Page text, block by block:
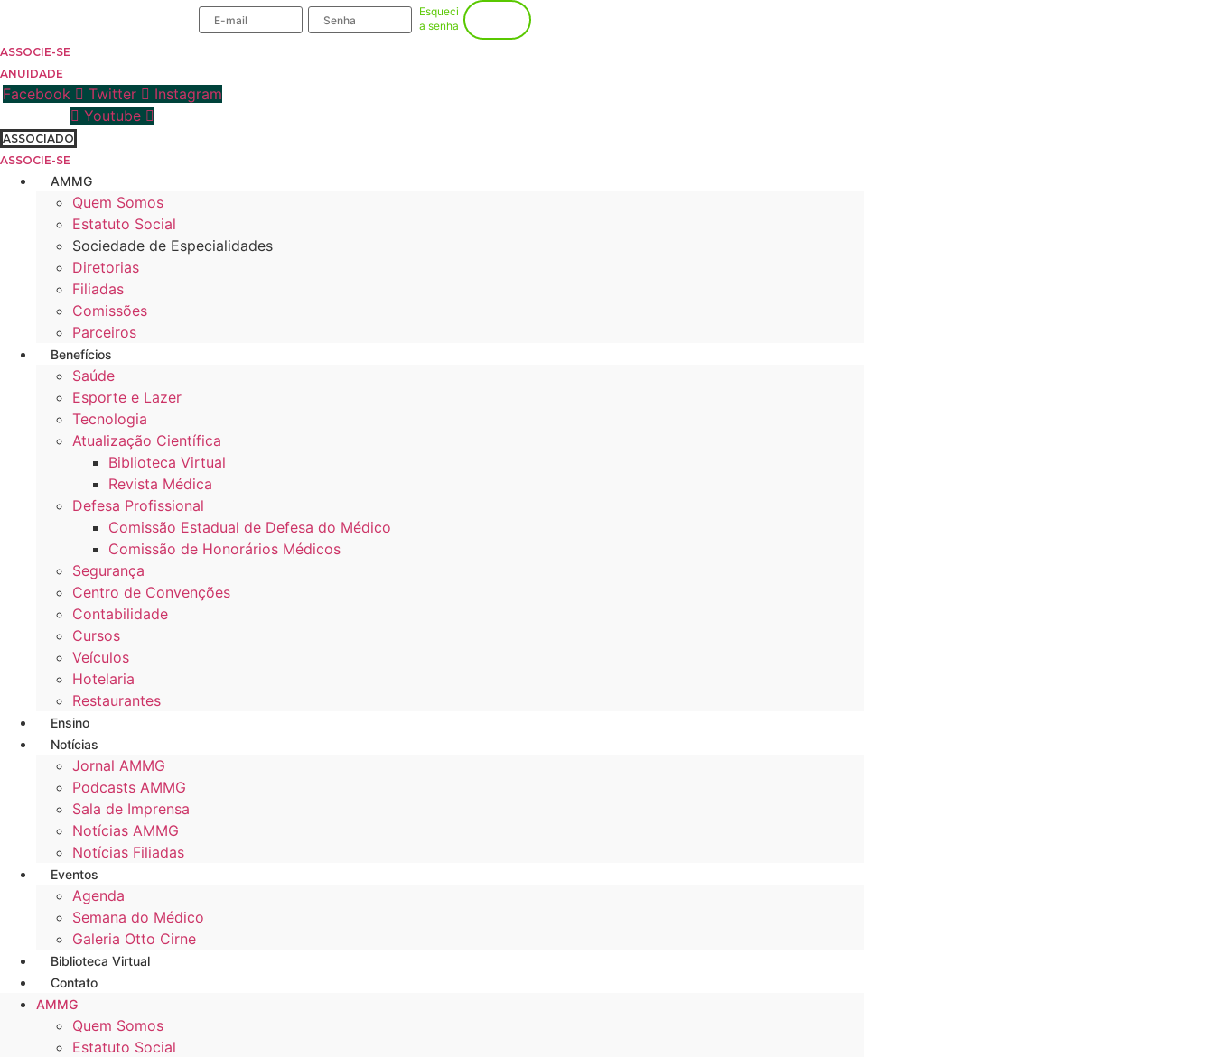
o
conteúdo
Esqueci
a senha
ASSOCIE-SE
ANUIDADE
Facebook Twitter
Instagram
Youtube
ASSOCIADO
ASSOCIE-SE
AMMG
Quem Somos
Estatuto Social
Sociedade de Especialidades
Diretorias
Filiadas
Comissões
Parceiros
Benefícios
Saúde
Esporte e Lazer
Tecnologia
Atualização Científica
Biblioteca Virtual
Revista Médica
Defesa Profissional
Comissão Estadual de Defesa do Médico
Comissão de Honorários Médicos
Segurança
Centro de Convenções
Contabilidade
Cursos
Veículos
Hotelaria
Restaurantes
Ensino
Notícias
Jornal AMMG
Podcasts AMMG
Sala de Imprensa
Notícias AMMG
Notícias Filiadas
Eventos
Agenda
Semana do Médico
Galeria Otto Cirne
Biblioteca Virtual
Contato
AMMG
Quem Somos
Estatuto Social